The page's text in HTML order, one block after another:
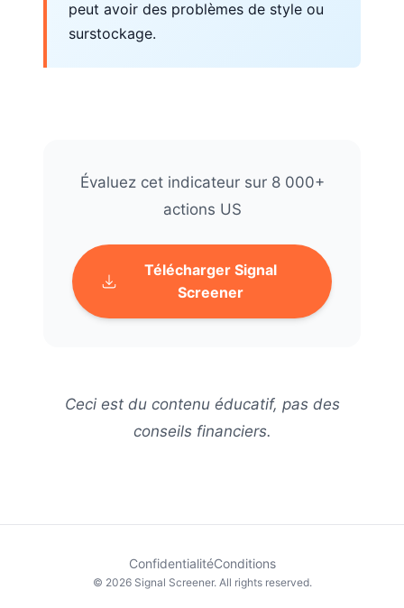
peut avoir des problèmes de style ou
surstockage.
Évaluez cet indicateur sur 8 000+
actions US
Télécharger Signal
Screener
Ceci est du contenu éducatif, pas des
conseils financiers.
ConfidentialitéConditions
© 2026 Signal Screener. All rights reserved.